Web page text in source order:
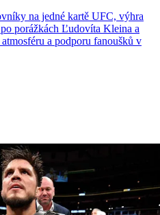
na jedné kartě UFC, výhra
porážkách Ľudovíta Kleina a
a podporu fanoušků v